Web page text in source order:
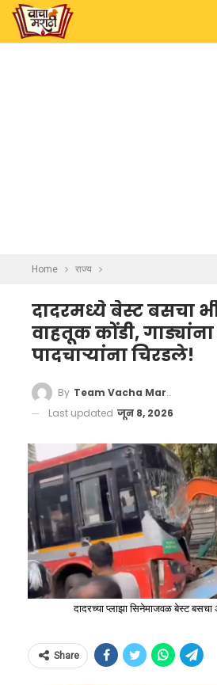
Home राज्य
दादरमध्ये बेस्ट बसचा
वाहतूक कोंडी,
पादचाऱ्यांना चिरडले!
By Team Vacha Marathi
Last updated जून 8, 2026
दादरच्या प्लाझा सिनेमाजवळ बेस्ट
Share